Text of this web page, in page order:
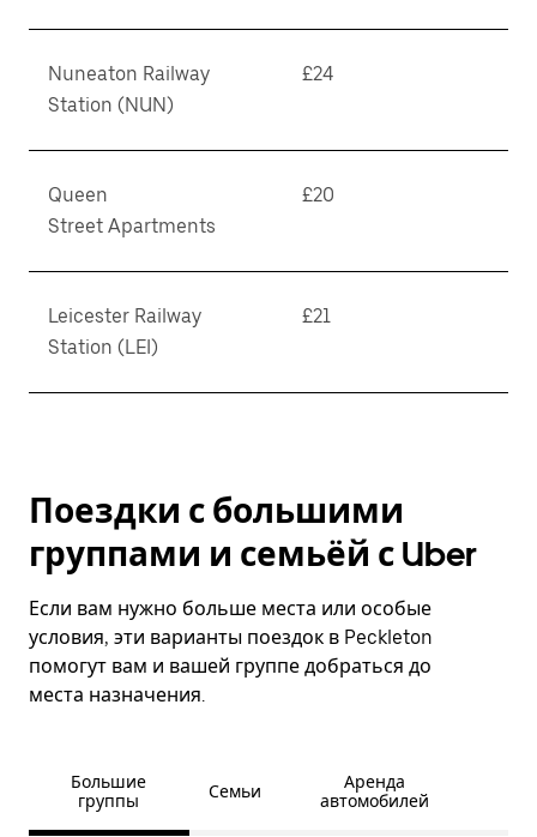
Nuneaton Railway
Station (NUN)
£24
Queen
Street Apartments
£20
Leicester Railway
Station (LEI)
£21
Поездки с большими
группами и семьёй с Uber
Если вам нужно больше места или особые
условия, эти варианты поездок в Peckleton
помогут вам и вашей группе добраться до
места назначения.
Большие
группы
Семьи
Аренда
автомобилей